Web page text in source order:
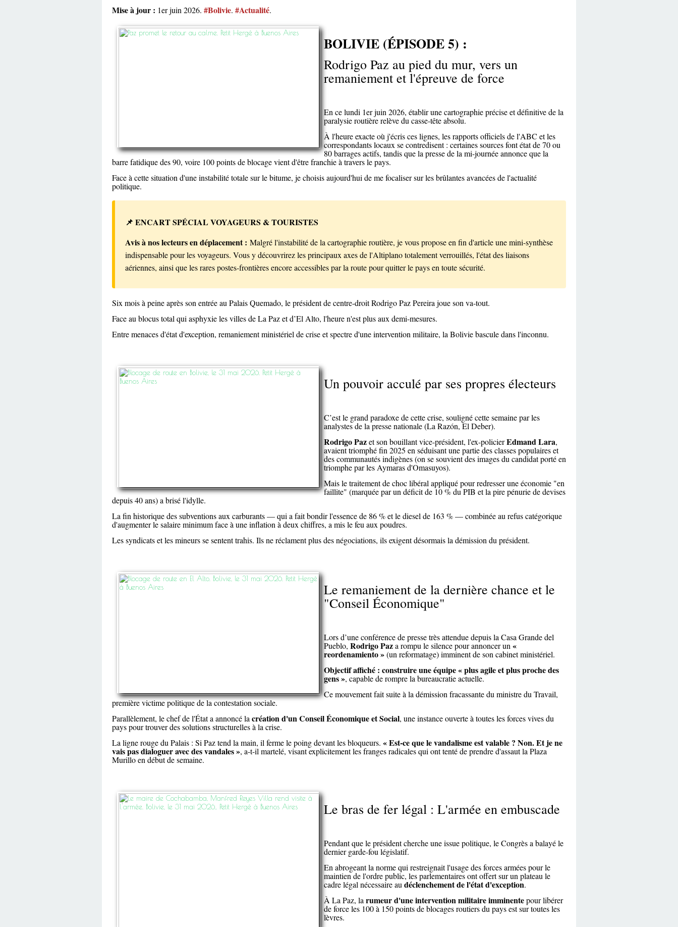
Mise à jour : 1er juin 2026. #Bolivie. #Actualité.
BOLIVIE (ÉPISODE 5) :
Rodrigo Paz au pied du mur, vers un
remaniement et l'épreuve de force
En ce lundi 1er juin 2026, établir une cartographie précise et définitive de la
paralysie routière relève du casse-tête absolu.
À l'heure exacte où j'écris ces lignes, les rapports officiels de l'ABC et les
correspondants locaux se contredisent : certaines sources font état de 70 ou
80 barrages actifs, tandis que la presse de la mi-journée annonce que la
barre fatidique des 90, voire 100 points de blocage vient d'être franchie à travers le pays.
Face à cette situation d'une instabilité totale sur le bitume, je choisis aujourd'hui de me focaliser sur les brûlantes avancées de l'actualité
politique.
📌 ENCART SPÉCIAL VOYAGEURS & TOURISTES
Avis à nos lecteurs en déplacement : Malgré l'instabilité de la cartographie routière, je vous propose en fin d'article une mini-synthèse
indispensable pour les voyageurs. Vous y découvrirez les principaux axes de l'Altiplano totalement verrouillés, l'état des liaisons
aériennes, ainsi que les rares postes-frontières encore accessibles par la route pour quitter le pays en toute sécurité.
Six mois à peine après son entrée au Palais Quemado, le président de centre-droit Rodrigo Paz Pereira joue son va-tout.
Face au blocus total qui asphyxie les villes de La Paz et d’El Alto, l'heure n'est plus aux demi-mesures.
Entre menaces d'état d'exception, remaniement ministériel de crise et spectre d'une intervention militaire, la Bolivie bascule dans l'inconnu.
Un pouvoir acculé par ses propres électeurs
C’est le grand paradoxe de cette crise, souligné cette semaine par les
analystes de la presse nationale (La Razón, El Deber).
Rodrigo Pazet son bouillant vice-président, l'ex-policierEdmand Lara,
avaient triomphé fin 2025 en séduisant une partie des classes populaires et
des communautés indigènes (on se souvient des images du candidat porté en
triomphe par les Aymaras d'Omasuyos).
Mais le traitement de choc libéral appliqué pour redresser une économie "en
faillite" (marquée par un déficit de 10 % du PIB et la pire pénurie de devises
depuis 40 ans) a brisé l'idylle.
La fin historique des subventions aux carburants — qui a fait bondir l'essence de 86 % et le diesel de 163 % — combinée au refus catégorique
d'augmenter le salaire minimum face à une inflation à deux chiffres, a mis le feu aux poudres.
Les syndicats et les mineurs se sentent trahis. Ils ne réclament plus des négociations, ils exigent désormais la démission du président.
Le remaniement de la dernière chance et le
"Conseil Économique"
Lors d’une conférence de presse très attendue depuis la Casa Grande del
Pueblo, Rodrigo Paza rompu le silence pour annoncer un«
reordenamiento »(un reformatage) imminent de son cabinet ministériel.
Objectif affiché : construire une équipe « plus agile et plus proche des
gens », capable de rompre la bureaucratie actuelle.
Ce mouvement fait suite à la démission fracassante du ministre du Travail,
première victime politique de la contestation sociale.
Parallèlement, le chef de l'État a annoncé lacréation d'un Conseil Économique et Social, une instance ouverte à toutes les forces vives du
pays pour trouver des solutions structurelles à la crise.
La ligne rouge du Palais : Si Paz tend la main, il ferme le poing devant les bloqueurs. « Est-ce que le vandalisme est valable ? Non. Et je ne
vais pas dialoguer avec des vandales », a-t-il martelé, visant explicitement les franges radicales qui ont tenté de prendre d'assaut la Plaza
Murillo en début de semaine.
Le bras de fer légal : L'armée en embuscade
Pendant que le président cherche une issue politique, le Congrès a balayé le
dernier garde-fou législatif.
En abrogeant la norme qui restreignait l'usage des forces armées pour le
maintien de l'ordre public, les parlementaires ont offert sur un plateau le
cadre légal nécessaire audéclenchement de l'état d'exception.
À La Paz, larumeur d'une intervention militaire imminentepour libérer
de force les 100 à 150 points de blocages routiers du pays est sur toutes les
lèvres.